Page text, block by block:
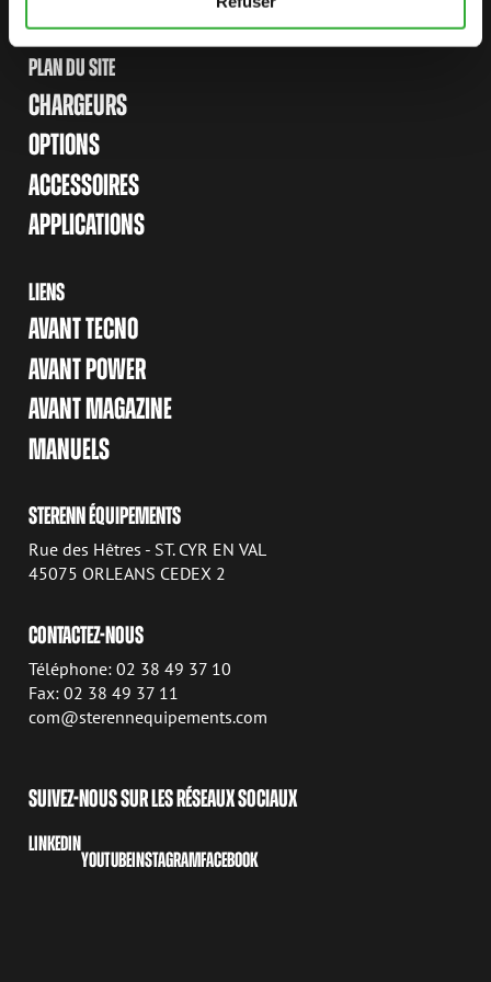
PLAN DU SITE
CHARGEURS
OPTIONS
ACCESSOIRES
APPLICATIONS
LIENS
AVANT TECNO
AVANT POWER
AVANT MAGAZINE
MANUELS
STERENN ÉQUIPEMENTS
Rue des Hêtres - ST. CYR EN VAL
45075 ORLEANS CEDEX 2
CONTACTEZ-NOUS
Téléphone: 02 38 49 37 10
Fax: 02 38 49 37 11
com@sterennequipements.com
SUIVEZ-NOUS SUR LES RÉSEAUX SOCIAUX
LINKEDIN
YOUTUBEINSTAGRAMFACEBOOK